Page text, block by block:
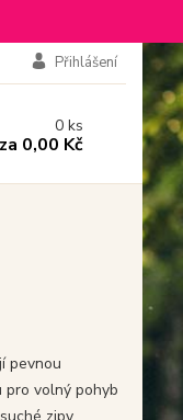
Přihlášení
0ks
za 0,00 Kč
pevnou
pro volný pohyb